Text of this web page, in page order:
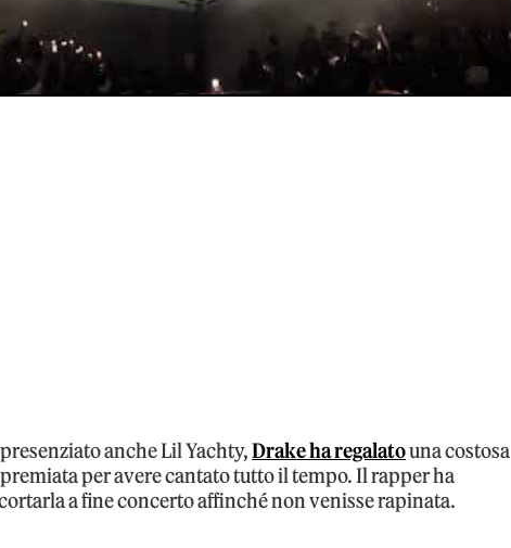
anche Lil Yachty,Drake ha regalatouna costosa
per avere cantato tutto il tempo. Il rapper ha
a fine concerto affinché non venisse rapinata.